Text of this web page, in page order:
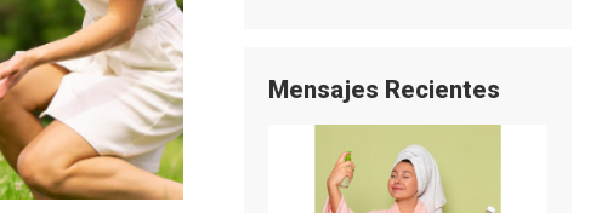
Mensajes Recientes